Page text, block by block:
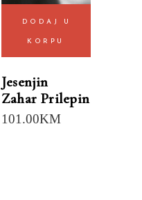
DODAJ U
KORPU
Jesenjin
Zahar Prilepin
101.00KM